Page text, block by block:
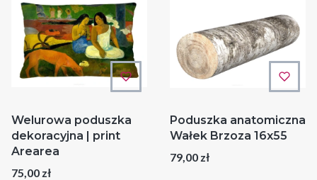
Welurowa poduszka
dekoracyjna | print
Arearea
Cena
75,00 zł
Poduszka anatomiczna
Wałek Brzoza 16x55
Cena
79,00 zł